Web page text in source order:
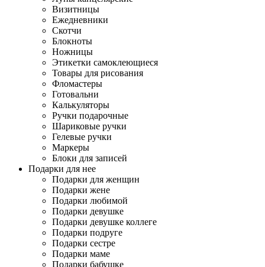
Визитницы
Ежедневники
Скотчи
Блокноты
Ножницы
Этикетки самоклеющиеся
Товары для рисования
Фломастеры
Готовальни
Калькуляторы
Ручки подарочные
Шариковые ручки
Гелевые ручки
Маркеры
Блоки для записей
Подарки для нее
Подарки для женщин
Подарки жене
Подарки любимой
Подарки девушке
Подарки девушке коллеге
Подарки подруге
Подарки сестре
Подарки маме
Подарки бабушке